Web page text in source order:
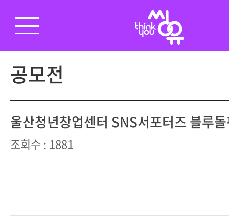
공모전
울산청년창업센터 SNS서포터즈 블루
조회수 : 1881